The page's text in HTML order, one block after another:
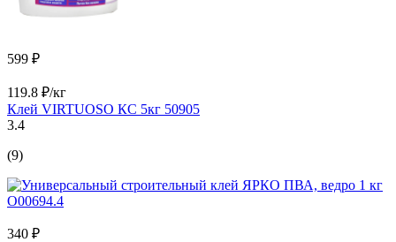
599 ₽
119.8 ₽/кг
Клей VIRTUOSO КС 5кг 50905
3.4
(9)
340 ₽